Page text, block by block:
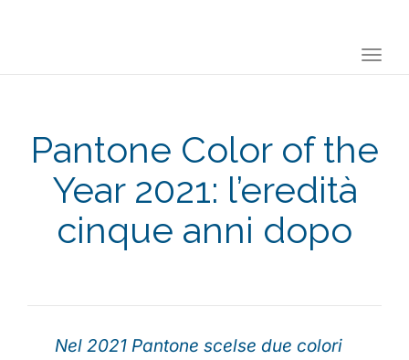
Pantone Color of the
Year 2021: l’eredità
cinque anni dopo
Nel 2021 Pantone scelse due colori